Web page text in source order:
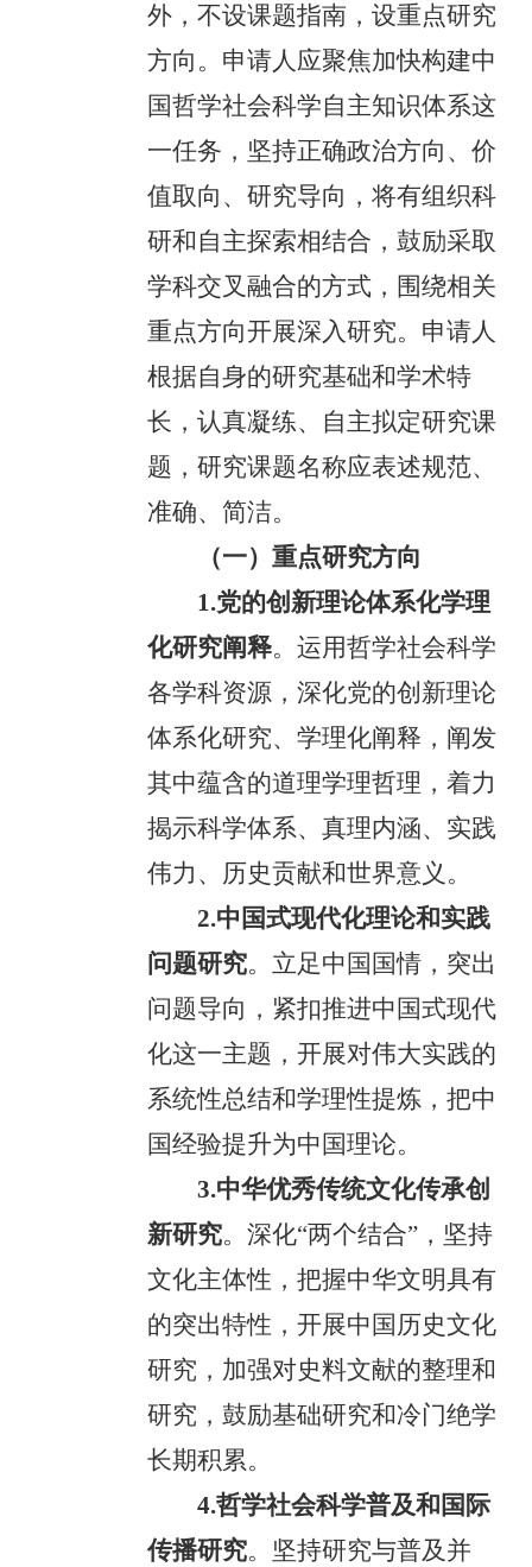
外，不设课题指南，设重点研究
方向。申请人应聚焦加快构建中
国哲学社会科学自主知识体系这
一任务，坚持正确政治方向、价
值取向、研究导向，将有组织科
研和自主探索相结合，鼓励采取
学科交叉融合的方式，围绕相关
重点方向开展深入研究。申请人
根据自身的研究基础和学术特
长，认真凝练、自主拟定研究课
题，研究课题名称应表述规范、
准确、简洁。
（一）重点研究方向
1.党的创新理论体系化学理
化研究阐释。运用哲学社会科学
各学科资源，深化党的创新理论
体系化研究、学理化阐释，阐发
其中蕴含的道理学理哲理，着力
揭示科学体系、真理内涵、实践
伟力、历史贡献和世界意义。
2.中国式现代化理论和实践
问题研究。立足中国国情，突出
问题导向，紧扣推进中国式现代
化这一主题，开展对伟大实践的
系统性总结和学理性提炼，把中
国经验提升为中国理论。
3.中华优秀传统文化传承创
新研究。深化“两个结合”，坚持
文化主体性，把握中华文明具有
的突出特性，开展中国历史文化
研究，加强对史料文献的整理和
研究，鼓励基础研究和冷门绝学
长期积累。
4.哲学社会科学普及和国际
传播研究。坚持研究与普及并